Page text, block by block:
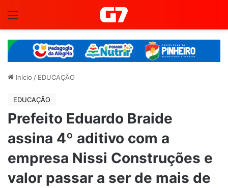
Início / EDUCAÇÃO
EDUCAÇÃO
Prefeito Eduardo Braide
assina 4º aditivo com a
empresa Nissi Construções e
valor passar a ser de mais de